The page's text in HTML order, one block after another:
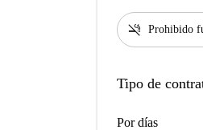
smoke_free Prohibido
Tipo de
Por días